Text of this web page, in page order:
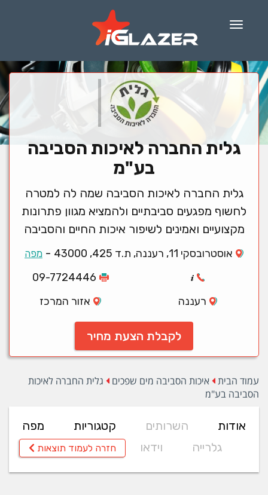
Menu
גלית החברה לאיכות הסביבה
בע"מ
גלית החברה לאיכות הסביבה שמה לה למטרה
לחשוף מפגעים סביבתיים ולהמציא מגוון פתרונות
מקצועיים ואמינים לשיפור איכות החיים והסביבה
אוסטרובסקי 11, רעננה, ת.ד 425, 43000 - מפה
09-7724446
רעננה
אזור המרכז
לקבלת הצעת מחיר
עמוד הבית איכות הסביבה מים שפכים
גלית החברה לאיכות
הסביבה בע"מ
אודות השרותים קטגוריות
מפה
גלרייה
וידאו חזרה לעמוד תוצאות